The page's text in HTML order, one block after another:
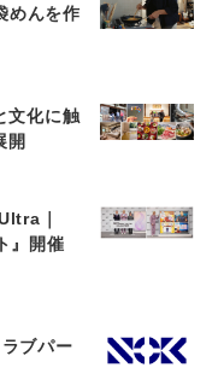
めんを作
文化に触
開
｜
』開催
ブパー